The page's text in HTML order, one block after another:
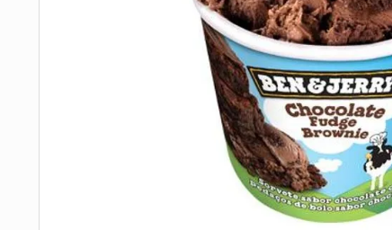
9º absorvente
10ºshampoo